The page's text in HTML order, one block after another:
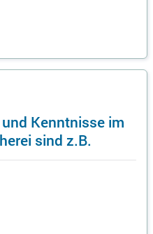
Kenntnisse im
sind z.B.